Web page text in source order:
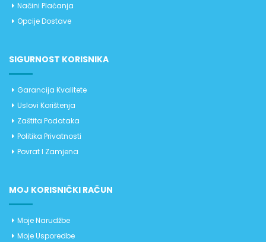
Načini Plaćanja
Opcije Dostave
SIGURNOST KORISNIKA
Garancija Kvalitete
Uslovi Korištenja
Zaštita Podataka
Politika Privatnosti
Povrat I Zamjena
MOJ KORISNIČKI RAČUN
Moje Narudžbe
Moje Usporedbe